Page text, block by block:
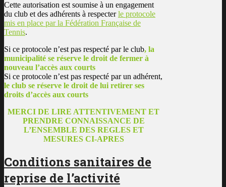
Cette autorisation est soumise à un engagement
du club et des adhérents à respecterle protocole
mis en place par la Fédération Française de
Tennis.
Si ce protocole n’est pas respecté par le club, la
municipalité se réserve le droit de fermer à
nouveau l’accès aux courts
Si ce protocole n’est pas respecté par un adhérent,
le club se réserve le droit de lui retirer ses
droits d’accès aux courts
MERCI DE LIRE ATTENTIVEMENT ET
PRENDRE CONNAISSANCE DE
L’ENSEMBLE DES REGLES ET
MESURES CI-APRES
Conditions sanitaires de
reprise de l’activité